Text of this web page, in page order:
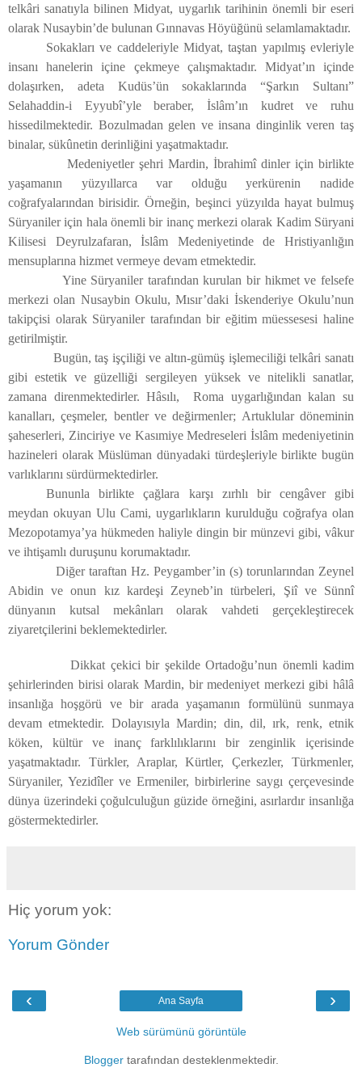
telkâri sanatıyla bilinen Midyat, uygarlık tarihinin önemli bir eseri
olarak Nusaybin’de bulunan Gınnavas Höyüğünü selamlamaktadır.
Sokakları ve caddeleriyle Midyat, taştan yapılmış evleriyle
insanı hanelerin içine çekmeye çalışmaktadır. Midyat’ın içinde
dolaşırken, adeta Kudüs’ün sokaklarında “Şarkın Sultanı”
Selahaddin-i Eyyubî’yle beraber, İslâm’ın kudret ve ruhu
hissedilmektedir. Bozulmadan gelen ve insana dinginlik veren taş
binalar, sükûnetin derinliğini yaşatmaktadır.
Medeniyetler şehri Mardin, İbrahimî dinler için birlikte
yaşamanın yüzyıllarca var olduğu yerkürenin nadide
coğrafyalarından birisidir. Örneğin, beşinci yüzyılda hayat bulmuş
Süryaniler için hala önemli bir inanç merkezi olarak Kadim Süryani
Kilisesi Deyrulzafaran, İslâm Medeniyetinde de Hristiyanlığın
mensuplarına hizmet vermeye devam etmektedir.
Yine Süryaniler tarafından kurulan bir hikmet ve felsefe
merkezi olan Nusaybin Okulu, Mısır’daki İskenderiye Okulu’nun
takipçisi olarak Süryaniler tarafından bir eğitim müessesesi haline
getirilmiştir.
Bugün, taş işçiliği ve altın-gümüş işlemeciliği telkâri sanatı
gibi estetik ve güzelliği sergileyen yüksek ve nitelikli sanatlar,
zamana direnmektedirler. Hâsılı, Roma uygarlığından kalan su
kanalları, çeşmeler, bentler ve değirmenler; Artuklular döneminin
şaheserleri, Zinciriye ve Kasımiye Medreseleri İslâm medeniyetinin
hazineleri olarak Müslüman dünyadaki türdeşleriyle birlikte bugün
varlıklarını sürdürmektedirler.
Bununla birlikte çağlara karşı zırhlı bir cengâver gibi
meydan okuyan Ulu Cami, uygarlıkların kurulduğu coğrafya olan
Mezopotamya’ya hükmeden haliyle dingin bir münzevi gibi, vâkur
ve ihtişamlı duruşunu korumaktadır.
Diğer taraftan Hz. Peygamber’in (s) torunlarından Zeynel
Abidin ve onun kız kardeşi Zeyneb’in türbeleri, Şiî ve Sünnî
dünyanın kutsal mekânları olarak vahdeti gerçekleştirecek
ziyaretçilerini beklemektedirler.
Dikkat çekici bir şekilde Ortadoğu’nun önemli kadim
şehirlerinden birisi olarak Mardin, bir medeniyet merkezi gibi hâlâ
insanlığa hoşgörü ve bir arada yaşamanın formülünü sunmaya
devam etmektedir. Dolayısıyla Mardin; din, dil, ırk, renk, etnik
köken, kültür ve inanç farklılıklarını bir zenginlik içerisinde
yaşatmaktadır. Türkler, Araplar, Kürtler, Çerkezler, Türkmenler,
Süryaniler, Yezidîler ve Ermeniler, birbirlerine saygı çerçevesinde
dünya üzerindeki çoğulculuğun güzide örneğini, asırlardır insanlığa
göstermektedirler.
Hiç yorum yok:
Yorum Gönder
‹ ›
Ana Sayfa
Web sürümünü görüntüle
Bloggertarafından desteklenmektedir.